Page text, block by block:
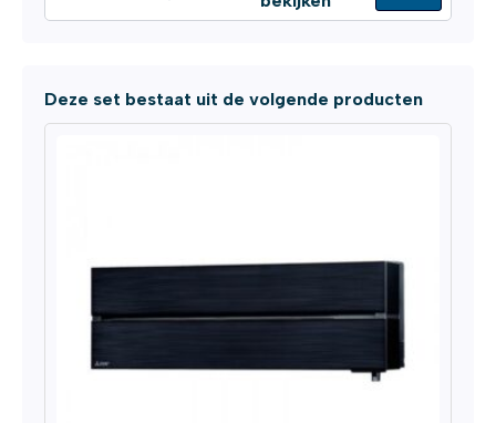
Deze set bestaat uit de volgende producten